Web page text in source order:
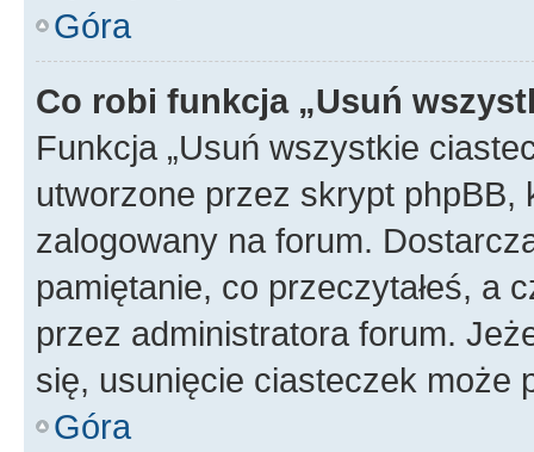
Góra
Co robi funkcja „Usuń
Funkcja „Usuń wszystkie
utworzone przez skrypt
zalogowany na forum.
pamiętanie, co przeczytałeś, a
przez administratora forum.
się, usunięcie ciasteczek może
Góra